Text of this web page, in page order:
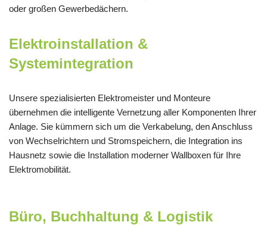
oder großen Gewerbedächern.
Elektroinstallation &
Systemintegration
Unsere spezialisierten Elektromeister und Monteure
übernehmen die intelligente Vernetzung aller Komponenten Ihrer
Anlage. Sie kümmern sich um die Verkabelung, den Anschluss
von Wechselrichtern und Stromspeichern, die Integration ins
Hausnetz sowie die Installation moderner Wallboxen für Ihre
Elektromobilität.
Büro, Buchhaltung & Logistik